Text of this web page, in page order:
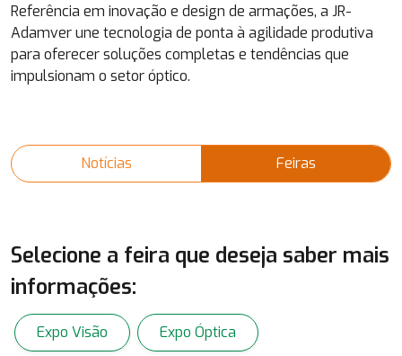
Referência em inovação e design de armações, a JR-
Adamver une tecnologia de ponta à agilidade produtiva
para oferecer soluções completas e tendências que
impulsionam o setor óptico.
Notícias Feiras
Selecione a feira que deseja saber mais
informações:
Expo Visão Expo Óptica